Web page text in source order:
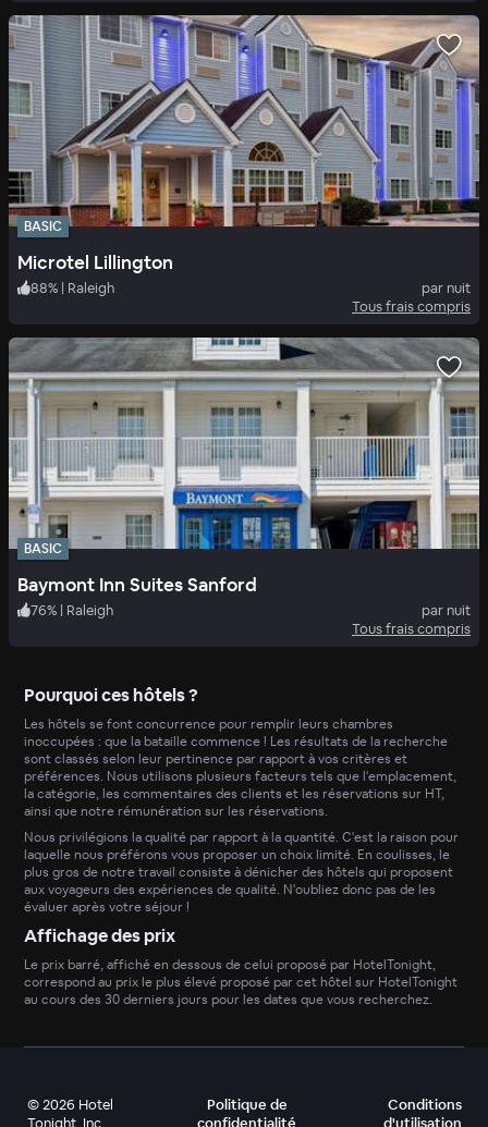
BASIC
Microtel Lillington
88% | Raleigh
par nuit
Tous frais compris
BASIC
Baymont Inn Suites Sanford
76% | Raleigh
par nuit
Tous frais compris
Pourquoi ces hôtels ?
Les hôtels se font concurrence pour remplir leurs chambres
inoccupées : que la bataille commence ! Les résultats de la recherche
sont classés selon leur pertinence par rapport à vos critères et
préférences. Nous utilisons plusieurs facteurs tels que l'emplacement,
la catégorie, les commentaires des clients et les réservations sur HT,
ainsi que notre rémunération sur les réservations.
Nous privilégions la qualité par rapport à la quantité. C'est la raison pour
laquelle nous préférons vous proposer un choix limité. En coulisses, le
plus gros de notre travail consiste à dénicher des hôtels qui proposent
aux voyageurs des expériences de qualité. N'oubliez donc pas de les
évaluer après votre séjour !
Affichage des prix
Le prix barré, affiché en dessous de celui proposé par HotelTonight,
correspond au prix le plus élevé proposé par cet hôtel sur HotelTonight
au cours des 30 derniers jours pour les dates que vous recherchez.
©2026 Hotel
Tonight, Inc
Politique de
confidentialité
Conditions
d'utilisation